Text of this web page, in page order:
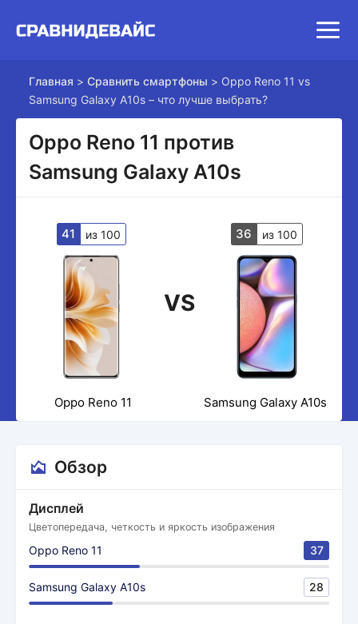
Главная > Сравнить смартфоны > Oppo Reno 11 vs
Samsung Galaxy A10s – что лучше выбрать?
Oppo Reno 11 против
Samsung Galaxy A10s
41 из 100
VS
36 из 100
Oppo Reno 11 Samsung Galaxy A10s
Обзор
Дисплей
Цветопередача, четкость и яркость изображения
Oppo Reno 11 37
Samsung Galaxy A10s 28